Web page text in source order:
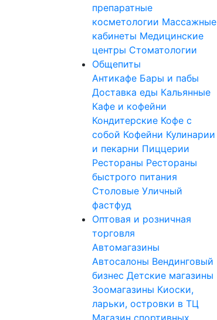
препаратные
косметологии Массажные
кабинеты Медицинские
центры Стоматологии
Общепиты
Антикафе Бары и пабы
Доставка еды Кальянные
Кафе и кофейни
Кондитерские Кофе с
собой Кофейни Кулинарии
и пекарни Пиццерии
Рестораны Рестораны
быстрого питания
Столовые Уличный
фастфуд
Оптовая и розничная
торговля
Автомагазины
Автосалоны Вендинговый
бизнес Детские магазины
Зоомагазины Киоски,
ларьки, островки в ТЦ
Магазин спортивных